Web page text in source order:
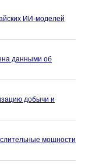
ИИ-моделей
данными об
добычи и
мощности